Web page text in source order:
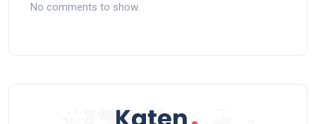
No comments to show.